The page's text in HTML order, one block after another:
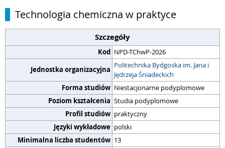
Technologia chemiczna w praktyce
Szczegóły
Kod NPD-TChwP-2026
Jednostka organizacyjna Politechnika Bydgoska im. Jana i
Jędrzeja Śniadeckich
Forma studiów Niestacjonarne podyplomowe
Poziom kształcenia Studia podyplomowe
Profil studiów praktyczny
Języki wykładowe polski
Minimalna liczba studentów 13